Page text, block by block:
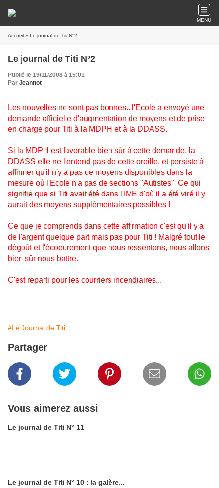
MENU
Accueil » Le journal de Titi N°2
Le journal de Titi N°2
Publié le 19/11/2008 à 15:01
Par Jeannot
Les nouvelles ne sont pas bonnes...l'Ecole a envoyé une
demande officielle d'augmentation de moyens et de prise
en charge pour Titi à la MDPH et à la DDASS.
Si la MDPH est favorable bien sûr à cette demande, la
DDASS elle ne l'entend pas de cette oreille, et persiste à
affirmer qu'il n'y a pas de moyens disponibles dans la
mesure où l'Ecole n'a pas de sections "Autistes". Ce qui
signifie que si Titi avait été dans l'IME d'où il a été viré il y
aurait des moyens supplémentaires possibles !
Ce que je comprends dans cette affirmation c'est qu'il y a
de l'argent quelque part mais pas pour Titi ! Malgré tout le
dégoût et l'écoeurement que nous ressentons, nous allons
bien sûr nous battre.
C'est reparti pour les courriers incendiaires...
#Le Journal de Titi
Partager
Vous aimerez aussi
Le journal de Titi N° 11
Le journal de Titi N° 10 : la galère...